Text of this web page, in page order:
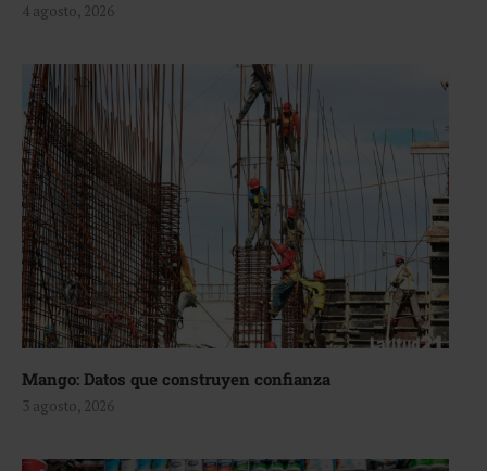
4 agosto, 2026
Mango: Datos que construyen confianza
3 agosto, 2026